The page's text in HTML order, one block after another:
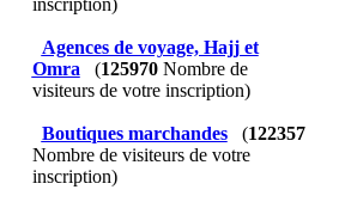
inscription)
Agences de voyage, Hajj et
Omra
(125970Nombre de
visiteurs de votre inscription)
Boutiques marchandes (122357
Nombre de visiteurs de votre
inscription)